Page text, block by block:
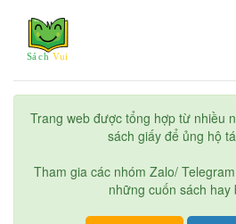
Trang web được tổng hợp từ nhiều
sách giấy để ủng hộ
Tham gia các nhóm Zalo/
những cuốn sách hay